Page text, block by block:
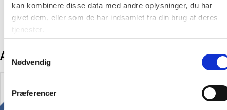
kan kombinere disse data med andre oplysninger, du har
givet dem, eller som de har indsamlet fra din brug af deres
tjenester.
Samtykkevalg
Nødvendig
Præferencer
Andre kunder købte også
mere og spar